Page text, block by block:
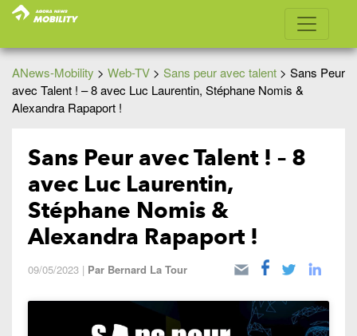
ANews-Mobility > Web-TV > Sans peur avec talent > Sans Peur
avec Talent ! – 8 avec Luc Laurentin, Stéphane Nomis &
Alexandra Rapaport !
Sans Peur avec Talent ! – 8
avec Luc Laurentin,
Stéphane Nomis &
Alexandra Rapaport !
09/05/2023 | Par Bernard La Tour